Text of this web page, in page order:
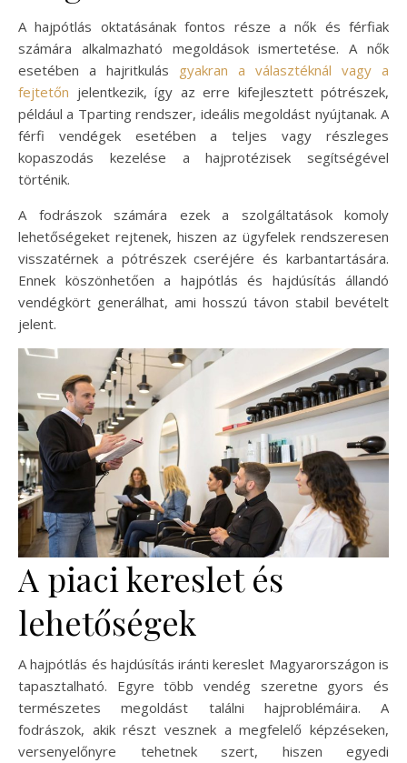
A hajpótlás oktatásának fontos része a nők és férfiak
számára alkalmazható megoldások ismertetése. A nők
esetében a hajritkulás gyakran a választéknál vagy a
fejtetőn jelentkezik, így az erre kifejlesztett pótrészek,
például a Tparting rendszer, ideális megoldást nyújtanak. A
férfi vendégek esetében a teljes vagy részleges
kopaszodás kezelése a hajprotézisek segítségével
történik.
A fodrászok számára ezek a szolgáltatások komoly
lehetőségeket rejtenek, hiszen az ügyfelek rendszeresen
visszatérnek a pótrészek cseréjére és karbantartására.
Ennek köszönhetően a hajpótlás és hajdúsítás állandó
vendégkört generálhat, ami hosszú távon stabil bevételt
jelent.
A piaci kereslet és
lehetőségek
A hajpótlás és hajdúsítás iránti kereslet Magyarországon is
tapasztalható. Egyre több vendég szeretne gyors és
természetes megoldást találni hajproblémáira. A
fodrászok, akik részt vesznek a megfelelő képzéseken,
versenyelőnyre tehetnek szert, hiszen egyedi